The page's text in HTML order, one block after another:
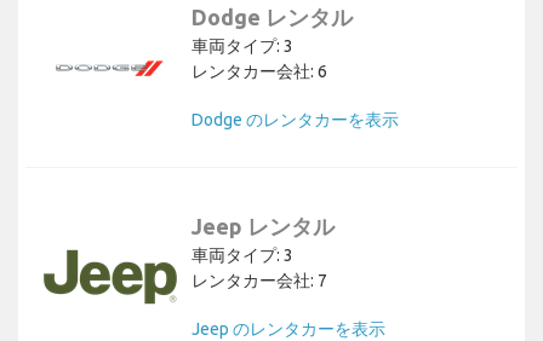
Dodge レンタル
車両タイプ: 3
レンタカー会社: 6
Dodge のレンタカーを表示
Jeep レンタル
車両タイプ: 3
レンタカー会社: 7
Jeep のレンタカーを表示